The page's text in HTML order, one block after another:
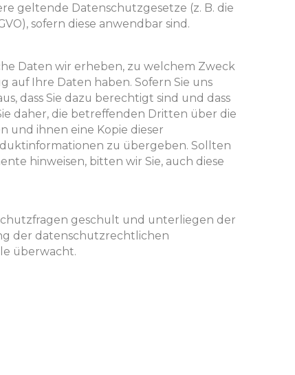
geltende Datenschutzgesetze (z. B. die
sofern diese anwendbar sind.
Daten wir erheben, zu welchem Zweck
auf Ihre Daten haben. Sofern Sie uns
dass Sie dazu berechtigt sind und dass
daher, die betreffenden Dritten über die
und ihnen eine Kopie dieser
zu übergeben. Sollten
hinweisen, bitten wir Sie, auch diese
geschult und unterliegen der
der datenschutzrechtlichen
überwacht.